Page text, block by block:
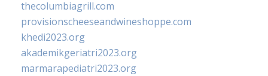
thecolumbiagrill.com
provisionscheeseandwineshoppe.com
khedi2023.org
akademikgeriatri2023.org
marmarapediatri2023.org